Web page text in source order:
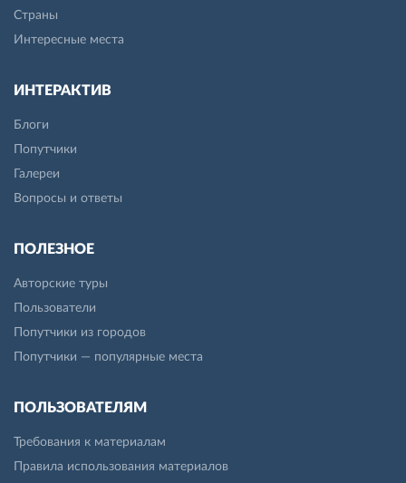
Страны
Интересные места
ИНТЕРАКТИВ
Блоги
Попутчики
Галереи
Вопросы и ответы
ПОЛЕЗНОЕ
Авторские туры
Пользователи
Попутчики из городов
Попутчики — популярные места
ПОЛЬЗОВАТЕЛЯМ
Требования к материалам
Правила использования материалов